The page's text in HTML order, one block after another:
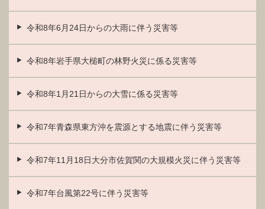
令和8年6月24日からの大雨に伴う災害等
令和8年岩手県大槌町の林野火災に係る災害等
令和8年1月21日からの大雪に係る災害等
令和7年青森県東方沖を震源とする地震に伴う災害等
令和7年11月18日大分市佐賀関の大規模火災に伴う災害等
令和7年台風第22号に伴う災害等